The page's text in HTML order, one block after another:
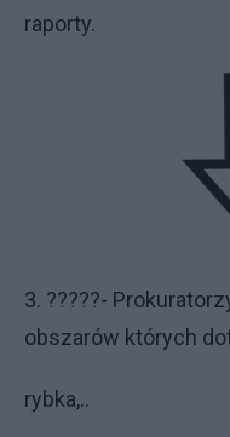
raporty.
3. ?????-
obszarów których
rybka,..